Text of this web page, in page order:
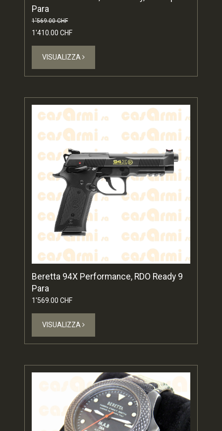
Para
1'569.00 CHF
1'410.00 CHF
VISUALIZZA
Beretta 94X Performance, RDO Ready 9
Para
1'569.00 CHF
VISUALIZZA